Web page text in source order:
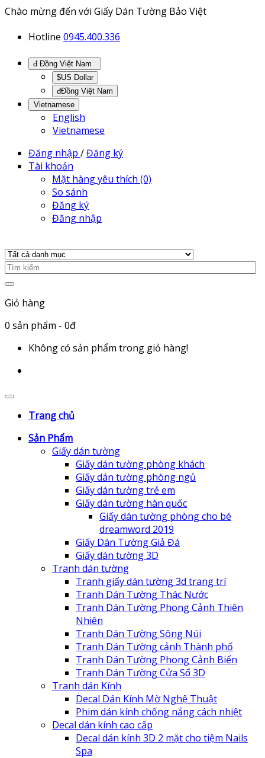
Chào mừng đến với Giấy Dán Tường Bảo Việt
Hotline 0945.400.336
$US Dollar
đĐồng Việt Nam
Vietnamese
English
Vietnamese
Đăng nhập /Đăng ký
Tài khoản
Mặt hàng yêu thích (0)
So sánh
Đăng ký
Đăng nhập
Giỏ hàng
0 sản phẩm - 0đ
Không có sản phẩm trong giỏ hàng!
Trang chủ
Sản Phẩm
Giấy dán tường
Giấy dán tường phòng khách
Giấy dán tường phòng ngủ
Giấy dán tường trẻ em
Giấy dán tường hàn quốc
Giấy dán tường phòng cho bé
dreamword 2019
Giấy Dán Tường Giả Đá
Giấy dán tường 3D
Tranh dán tường
Tranh giấy dán tường 3d trang trí
Tranh Dán Tường Thác Nước
Tranh Dán Tường Phong Cảnh Thiên
Nhiên
Tranh Dán Tường Sông Núi
Tranh Dán Tường cảnh Thành phố
Tranh Dán Tường Phong Cảnh Biển
Tranh Dán Tường Cửa Sổ 3D
Tranh dán Kính
Decal Dán Kính Mờ Nghệ Thuật
Phim dán kính chống nắng cách nhiệt
Decal dán kính cao cấp
Decal dán kính 3D 2 mặt cho tiệm Nails
Spa